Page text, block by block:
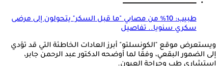
طبيب: 10% من مصابي "ما قبل السكر" يتحولون إلى مرضى
سكري سنويا.. تفاصيل
ويستعرض موقع "الكونسلتو" أبرز العادات الخاطئة التي قد تؤدي
إلى الضمور البقعي، وفقًا لما أوضحه الدكتور عبد الرحمن جابر،